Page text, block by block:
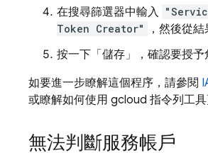
在搜尋篩選器中輸入
Token Creator"
，然後從結
按一下「儲存」
，確認要授予
如要進一步瞭解這個程序，請參閱
或瞭解如何使用 gcloud 指令列工具
無法判斷服務帳戶